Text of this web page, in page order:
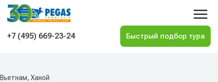
На главную
+7 (495) 669-23-24
Вьетнам, Ханой